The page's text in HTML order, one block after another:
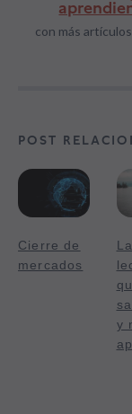
con más
POST
Cierre de
mercados
y